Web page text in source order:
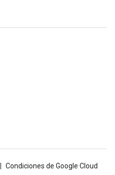
Condiciones de Google Cloud